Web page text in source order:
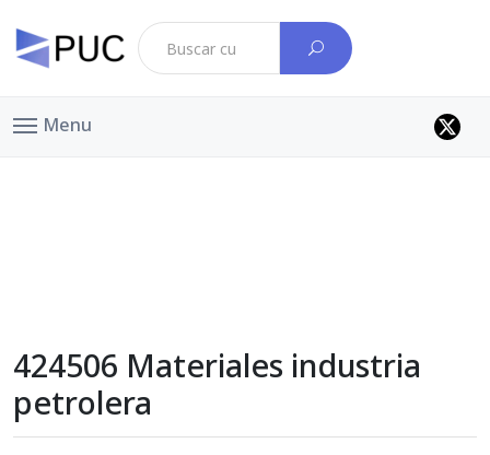
Menu
424506 Materiales industria
petrolera